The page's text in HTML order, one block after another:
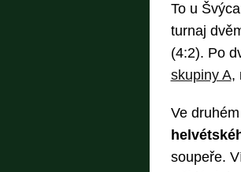
To u
turnaj
(4:2). Po
skupiny A,
Ve
soupeře.